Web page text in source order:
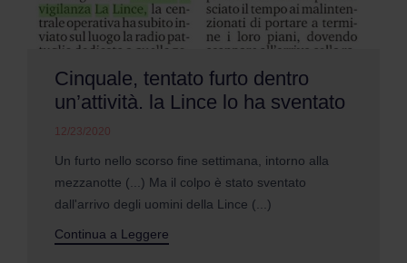
Cinquale, tentato furto dentro
un’attività. la Lince lo ha sventato
12/23/2020
Un furto nello scorso fine settimana, intorno alla
mezzanotte (...) Ma il colpo è stato sventato
dall'arrivo degli uomini della Lince (...)
Continua a Leggere